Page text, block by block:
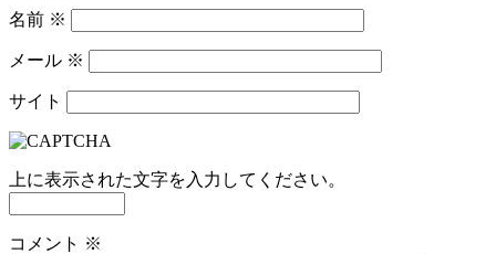
名前 ※
メール ※
サイト
上に表示された文字を入力してください。
コメント ※